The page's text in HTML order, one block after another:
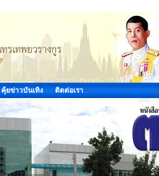
คุ้ยข่าวบันเทิง ติดต่อเรา